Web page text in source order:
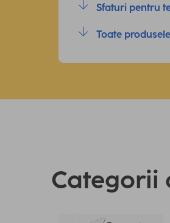
Sfaturi pentru
Toate
Categorii